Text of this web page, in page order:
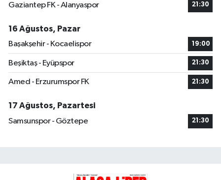
Gaziantep FK - Alanyaspor 21:30
16 Ağustos, Pazar
Başakşehir - Kocaelispor
19:00
Beşiktaş - Eyüpspor 21:30
Amed - Erzurumspor FK 21:30
17 Ağustos, Pazartesi
Samsunspor - Göztepe
21:30